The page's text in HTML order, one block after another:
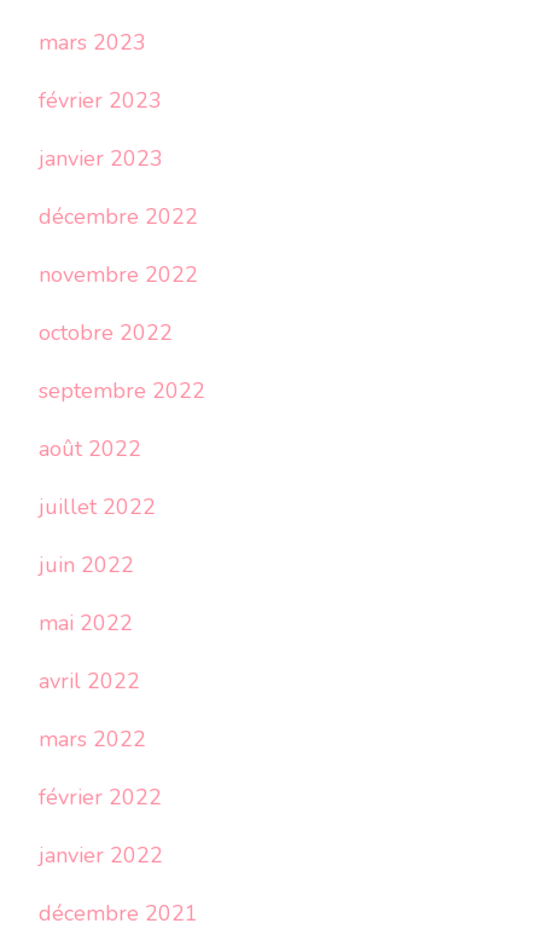
mars 2023
février 2023
janvier 2023
décembre 2022
novembre 2022
octobre 2022
septembre 2022
août 2022
juillet 2022
juin 2022
mai 2022
avril 2022
mars 2022
février 2022
janvier 2022
décembre 2021